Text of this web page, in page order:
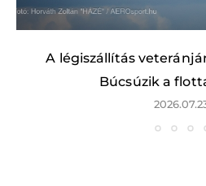
A légiszállítás
Búcsúzik a